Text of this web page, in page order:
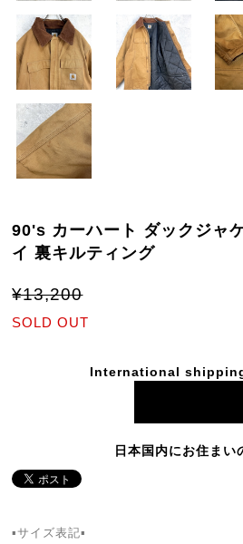
90's カーハート ダックジャ
イ 裏キルティング
¥13,200
SOLD OUT
International
日本国内にお住まい
▪️サイズ表記▪️